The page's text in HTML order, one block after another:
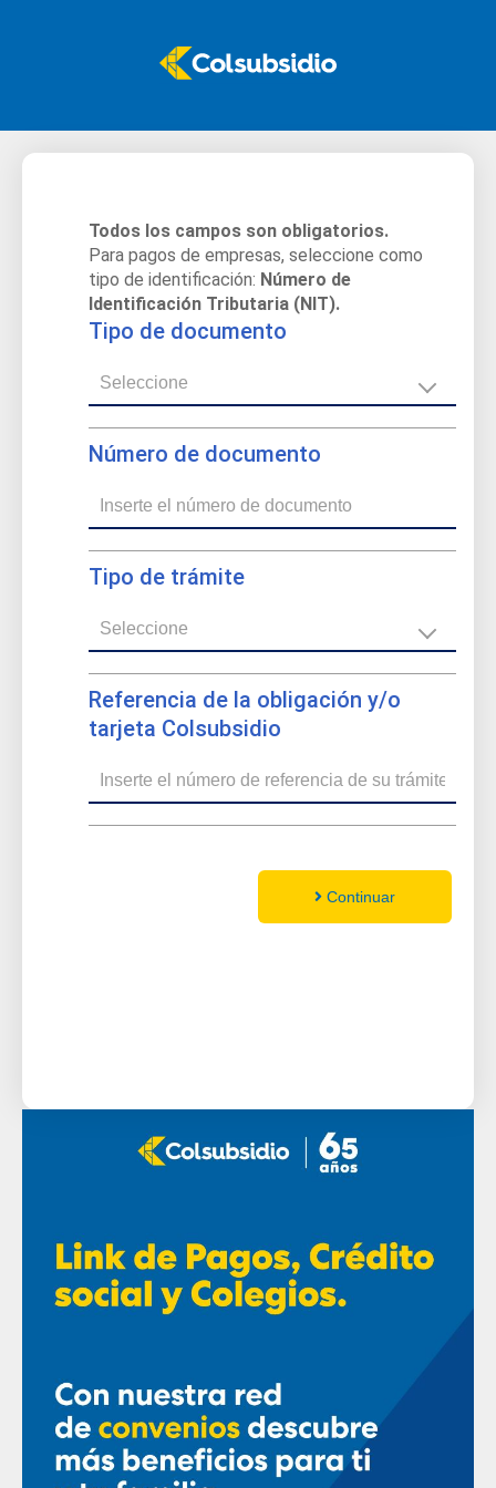
Todos los campos son obligatorios.
Para pagos de empresas, seleccione como
tipo de identificación: Número de
Identificación Tributaria (NIT).
Tipo de documento
Número de documento
Tipo de trámite
Referencia de la obligación y/o
tarjeta Colsubsidio
Continuar